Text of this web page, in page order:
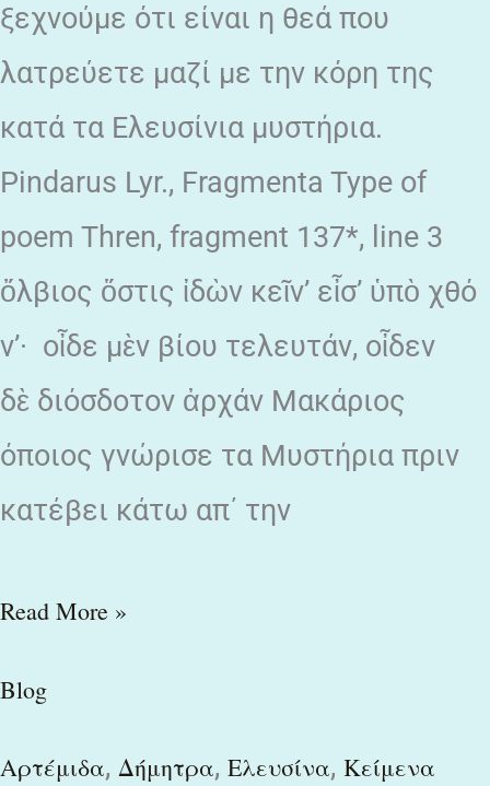
ξεχνούμε ότι είναι η θεά που
λατρεύετε μαζί με την κόρη της
κατά τα Ελευσίνια μυστήρια.
Pindarus Lyr., Fragmenta Type of
poem Thren, fragment 137*, line 3
ὄλβιος ὅστις ἰδὼν κεῖν’ εἶσ’ ὑπὸ χθό
ν’· οἶδε μὲν βίου τελευτάν, οἶδεν
δὲ διόσδοτον ἀρχάν Μακάριος
όποιος γνώρισε τα Μυστήρια πριν
κατέβει κάτω απ΄ την
Read More »
Blog
Αρτέμιδα, Δήμητρα, Ελευσίνα, Κείμενα